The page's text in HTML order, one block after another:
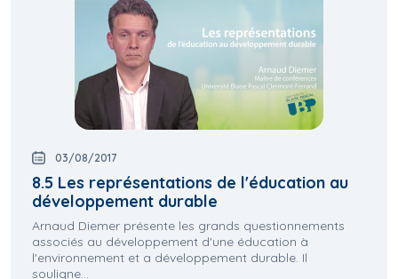
03/08/2017
8.5 Les représentations de l'éducation au
développement durable
Arnaud Diemer présente les grands questionnements
associés au développement d'une éducation à
l'environnement et a développement durable. Il
souligne...